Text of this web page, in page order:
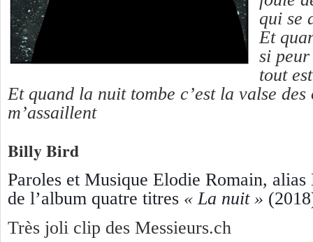
qui se
Et
si peur
tout
Et quand la nuit tombe c’est la valse des
m’assaillent
Billy Bird
Paroles et Musique Elodie Romain,
de l’album quatre titres « La nuit »
Très joli clip des Messieurs.ch